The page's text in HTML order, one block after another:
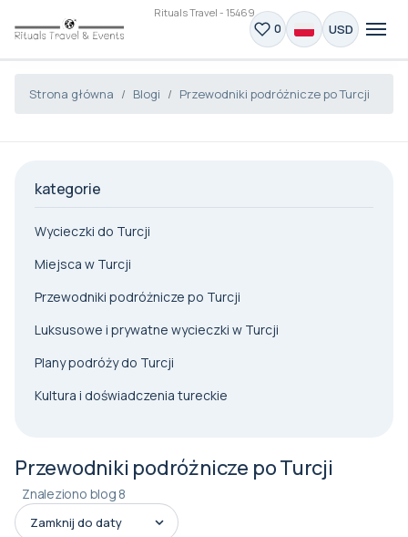
Rituals Travel - 15469
0 USD
Strona główna Blogi Przewodniki podróżnicze po Turcji
kategorie
Wycieczki do Turcji
Miejsca w Turcji
Przewodniki podróżnicze po Turcji
Luksusowe i prywatne wycieczki w Turcji
Plany podróży do Turcji
Kultura i doświadczenia tureckie
Przewodniki podróżnicze po Turcji
Znaleziono blog 8
✦Asystent AI ×